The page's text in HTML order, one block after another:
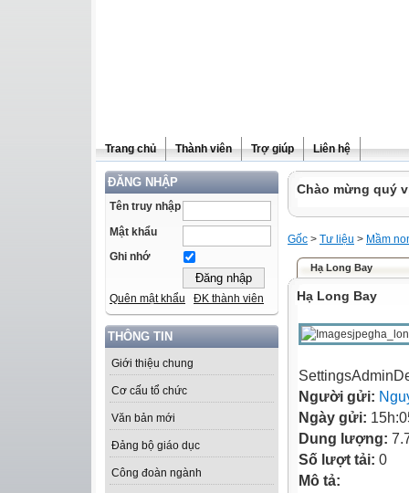
Trang chủ Thành viên Trợ giúp Liên hệ
ĐĂNG NHẬP
Tên truy nhập
Mật khẩu
Ghi nhớ
Quên mật khẩu ĐK thành viên
THÔNG TIN
Giới thiệu chung
Cơ cấu tổ chức
Văn bản mới
Đảng bộ giáo dục
Công đoàn ngành
Chào mừng quý
Gốc > Tư liệu > Mầm
Hạ Long Bay
Hạ Long Bay
Người gửi:
Ngày gửi:
Dung lượng:
Số lượt tải: 0
Mô tả: